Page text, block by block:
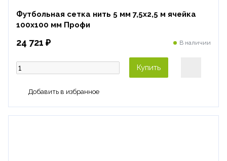
Футбольная сетка нить 5 мм 7,5х2,5 м ячейка
100х100 мм Профи
24 721 ₽ В наличии
Купить